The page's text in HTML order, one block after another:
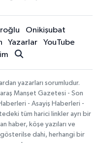
Onikişubat
Yazarlar
YouTube
yazarları sorumludur.
Manşet Gazetesi - Son
- Asayiş Haberleri -
tüm harici linkler ayrı bir
haber, köşe yazıları ve
gösterilse dahi, herhangi bir